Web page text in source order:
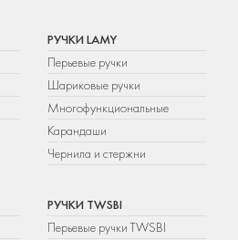
РУЧКИ LAMY
Перьевые ручки
Шариковые ручки
Многофункциональные
Карандаши
Чернила и стержни
РУЧКИ TWSBI
Перьевые ручки TWSBI